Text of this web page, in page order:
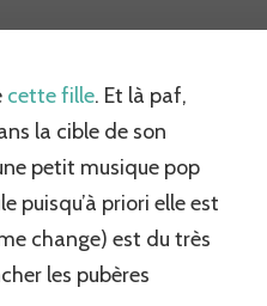
cette fille. Et là paf,
la cible de son
petit musique pop
puisqu’à priori elle est
change) est du très
les pubères